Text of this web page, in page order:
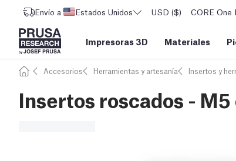
Envío a Estados Unidos USD ($) CORE One
Impresoras 3D Materiales
Accesorios Herramientas y artesanía Insertos y
Insertos roscados -